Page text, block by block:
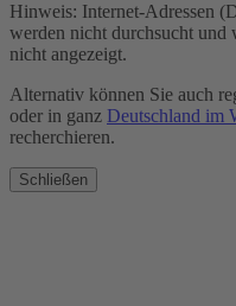
Hinweis: Internet-Adressen
werden nicht durchsucht und
nicht angezeigt.
Alternativ können Sie auch
oder in ganz Deutschland im
recherchieren.
Schließen